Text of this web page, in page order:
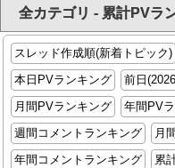
全カテゴリ - 累計PVラ
スレッド作成順(新着トピック)
本日PVランキング
前日
月間PVランキング
年間PV
週間コメントランキング
月
年間コメントランキング
累